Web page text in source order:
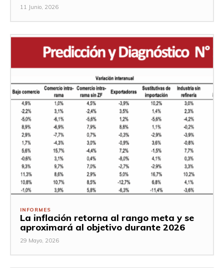
11 Junio, 2026
INFORMES
La inflación retorna al rango meta y se
aproximará al objetivo durante 2026
29 Mayo, 2026